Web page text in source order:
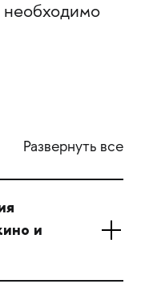
Развернуть все
и